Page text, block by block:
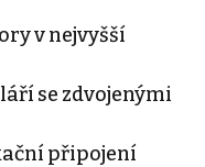
v nejvyšší
se zdvojenými
připojení